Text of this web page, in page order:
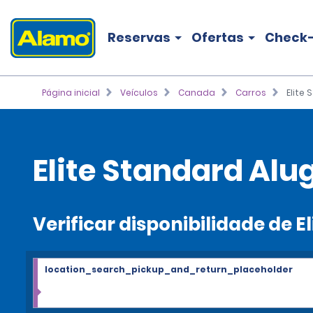
Reservas Ofertas
Página inicial Veículos Canada Carros Elite
Elite Standard
Verificar disponibilidade de
location_search_pickup_and_return_placeholder